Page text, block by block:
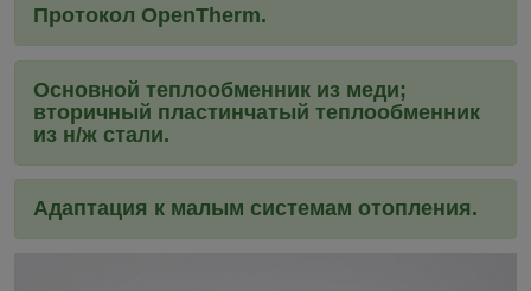
Протокол OpenTherm.
Основной теплообменник из меди;
вторичный пластинчатый теплообменник
из н/ж стали.
Адаптация к малым системам отопления.